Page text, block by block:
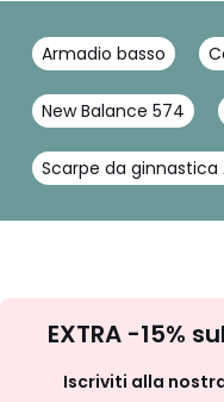
Armadio basso
New Balance 574
Scarpe da ginnastica
EXTRA -15%
Iscriviti alla